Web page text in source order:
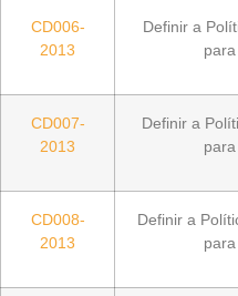
CD006-
2013
Definir a
CD007-
2013
Definir a
CD008-
2013
Definir a